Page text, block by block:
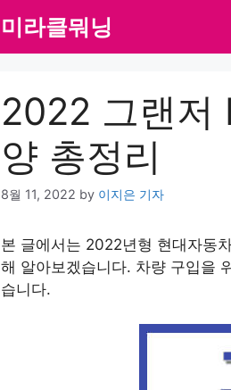
미라클뭐닝
2022 그랜저
양 총정리
8월 11, 2022 by 이지은 기자
본 글에서는 2022년형 현대자동
해 알아보겠습니다. 차량 구입을
습니다.